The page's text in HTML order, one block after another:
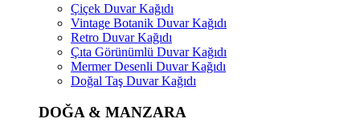
Çiçek Duvar Kağıdı
Vintage Botanik Duvar Kağıdı
Retro Duvar Kağıdı
Çıta Görünümlü Duvar Kağıdı
Mermer Desenli Duvar Kağıdı
Doğal Taş Duvar Kağıdı
DOĞA & MANZARA